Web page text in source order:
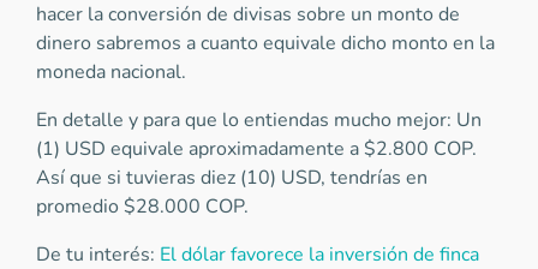
hacer la conversión de divisas sobre un monto de
dinero sabremos a cuanto equivale dicho monto en la
moneda nacional.
En detalle y para que lo entiendas mucho mejor: Un
(1) USD equivale aproximadamente a $2.800 COP.
Así que si tuvieras diez (10) USD, tendrías en
promedio $28.000 COP.
De tu interés: El dólar favorece la inversión de finca